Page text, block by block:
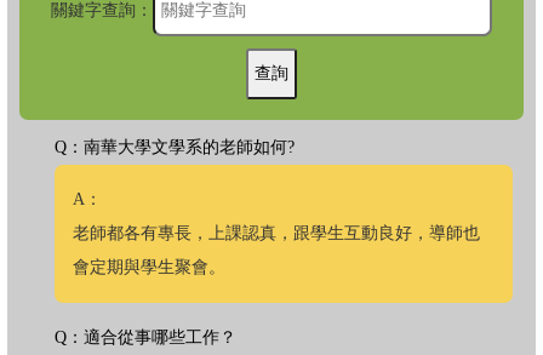
關鍵字查詢：
Q：南華大學文學系的老師如何?
A：
老師都各有專長，上課認真，跟學生互動良好，導師也
會定期與學生聚會。
Q：適合從事哪些工作？